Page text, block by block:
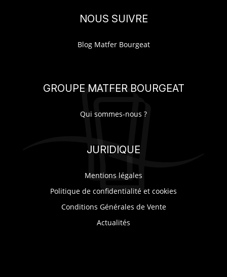
NOUS SUIVRE
Blog Matfer Bourgeat
GROUPE MATFER BOURGEAT
Qui sommes-nous ?
JURIDIQUE
Mentions légales
Politique de confidentialité et cookies
Conditions Générales de Vente
Actualités